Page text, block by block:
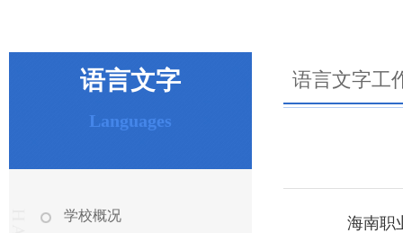
语言文字
Languages
学校概况
语言文字工
海南职